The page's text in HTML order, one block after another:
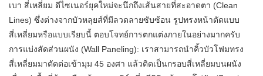
เบา สี่เหลี่ยม ดีไซเนอร์ยุคใหม่จะนึกถึงเส้นสายที่สะอาดตา (Clean
Lines) ซึ่งต่างจากบัวหลุยส์ที่มีลวดลายซับซ้อน รูปทรงหน้าตัดแบบ
สี่เหลี่ยมหรือแบบเรียบนี้ ตอบโจทย์การตกแต่งภายในอย่างมากครับ
การแบ่งสัดส่วนผนัง (Wall Paneling): เราสามารถนำคิ้วบัวโฟมทรง
สี่เหลี่ยมมาตัดต่อเข้ามุม 45 องศา แล้วติดเป็นกรอบสี่เหลี่ยมบนผนัง